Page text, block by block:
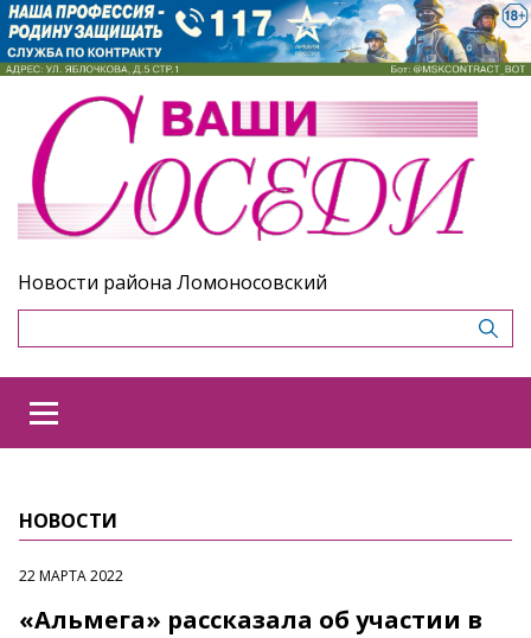
Новости района Ломоносовский
НОВОСТИ
22 МАРТА 2022
«Альмега» рассказала об участии в